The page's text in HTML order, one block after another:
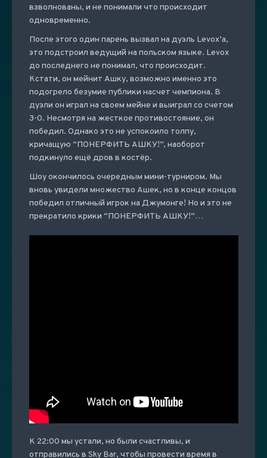
взволнованы, и не понимали что происходит
одновременно.
После этого один парень вызвал на дуэль Levox’а,
это подстроил ведущий на польском языке. Levox
до последнего не понимал, что происходит.
Кстати, он мейнит Ашку, возможно именно это
подогрело безумие публики насчет чемпиона. В
дуэли он играл на своем мейне и выиграл со счетом
3-0. Несмотря на жесткое противостояние, он
победил. Однако это не успокоило толпу,
кричащую “ПОНЕРФИТЬ АШКУ!”, наоборот
подкинуло ещё дров в костёр.
Шоу окончилось очередным мини-турниром. Мы
вновь увидели множество Ашек, но в конце концов
победил отличный игрок на Джумонге! Но и это не
прекратило крики “ПОНЕРФИТЬ АШКУ!”…
К 22:00 мы устали, но были счастливы, и
отправились в Sky Bar, чтобы провести время в